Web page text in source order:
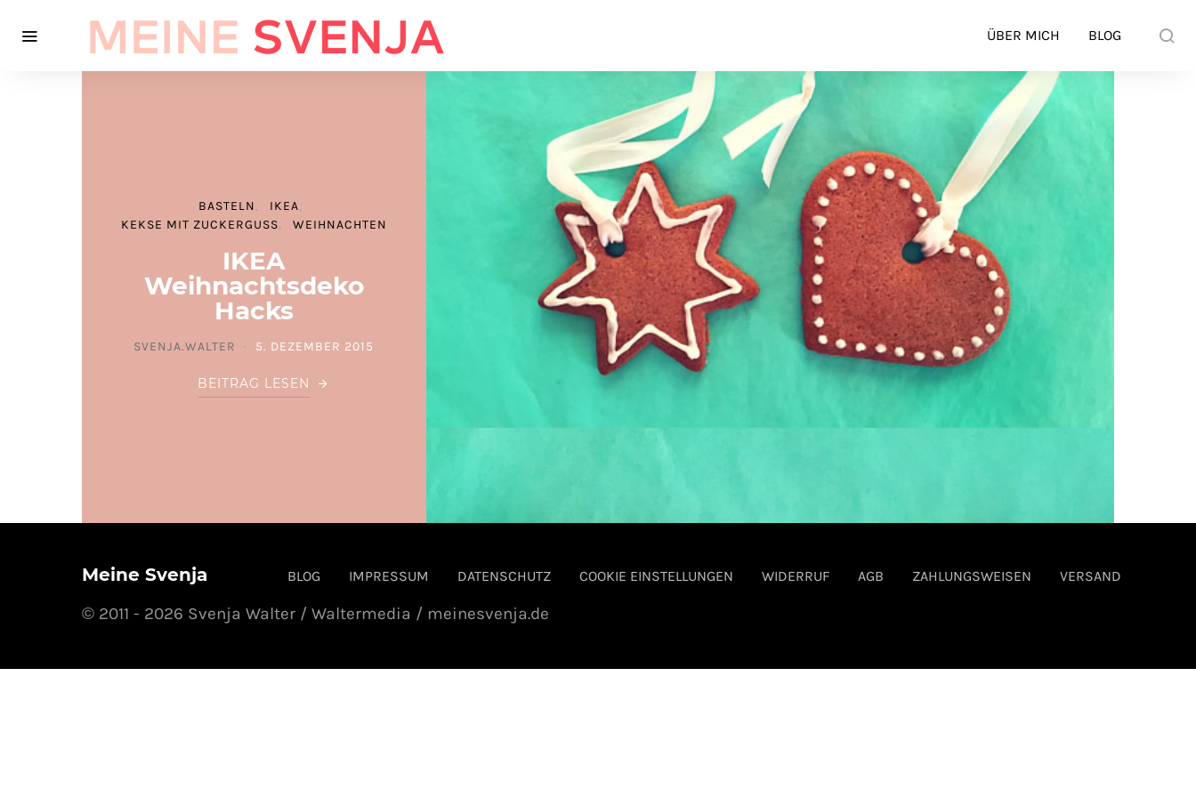
ÜBER MICH BLOG
BASTELN
IKEA
KEKSE MIT ZUCKERGUSS
WEIHNACHTEN
IKEA
Weihnachtsdeko
Hacks
SVENJA.WALTER
POSTED ON
5. DEZEMBER 2015
BEITRAG LESEN
Meine Svenja BLOG IMPRESSUM DATENSCHUTZ COOKIE EINSTELLUNGEN WIDERRUF AGB ZAHLUNGSWEISEN VERSAND
© 2011 - 2026 Svenja Walter / Waltermedia / meinesvenja.de